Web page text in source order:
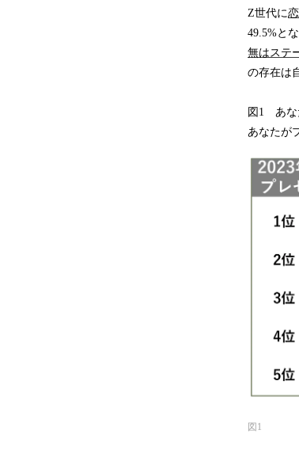
Z世代に
49.5%と
無はステ
の存在は
図1 あな
あなたが
図1